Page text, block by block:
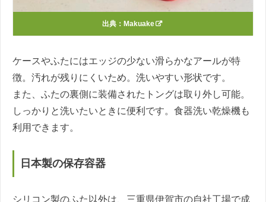
出典： Makuake
ケースやふたにはエッジの少ない滑らかなアールが特
徴。汚れが残りにくいため。洗いやすい形状です。
また、ふたの裏側に装備されたトングは取り外し可能。
しっかりと洗いたいときに便利です。食器洗い乾燥機も
利用できます。
日本製の保存容器
シリコン製のふた以外は、三重県伊賀市の自社工場で成